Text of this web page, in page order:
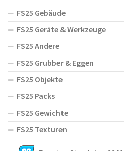
FS25 Gebäude
FS25 Geräte & Werkzeuge
FS25 Andere
FS25 Grubber & Eggen
FS25 Objekte
FS25 Packs
FS25 Gewichte
FS25 Texturen